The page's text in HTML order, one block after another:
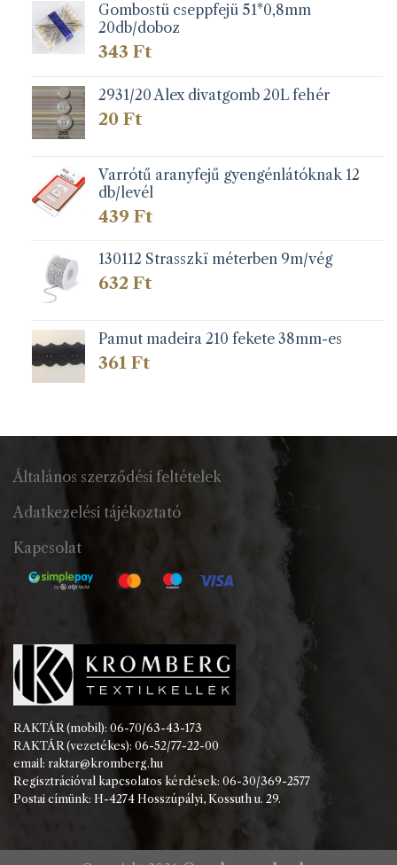
Gombostü cseppfejü 51*0,8mm
20db/doboz
343 Ft
2931/20 Alex divatgomb 20L fehér
20 Ft
Varrótű aranyfejű gyengénlátóknak 12
db/levél
439 Ft
130112 Strasszkï méterben 9m/vég
632 Ft
Pamut madeira 210 fekete 38mm-es
361 Ft
Általános szerződési feltételek
Adatkezelési tájékoztató
Kapcsolat
RAKTÁR (mobil): 06-70/63-43-173
RAKTÁR (vezetékes): 06-52/77-22-00
email: raktar@kromberg.hu
Regisztrációval kapcsolatos kérdések: 06-30/369-2577
Postai címünk: H-4274 Hosszúpályi, Kossuth u. 29.